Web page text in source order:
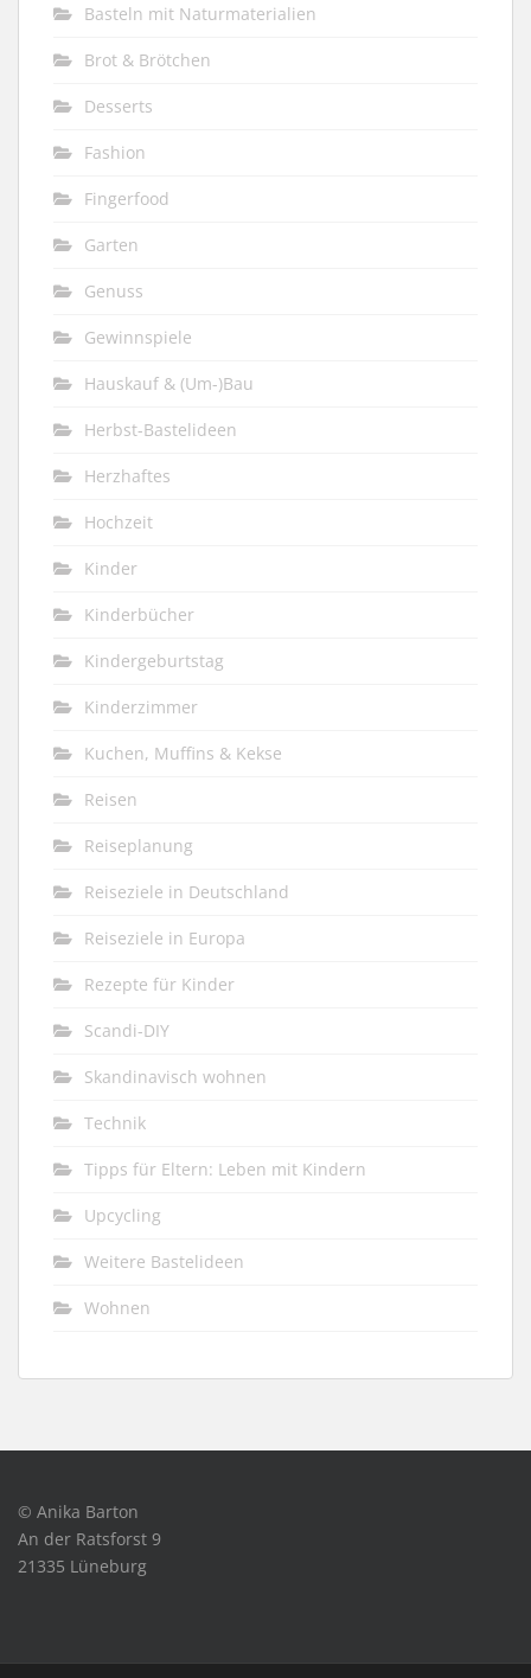
Basteln mit Naturmaterialien
Brot & Brötchen
Desserts
Fashion
Fingerfood
Garten
Genuss
Gewinnspiele
Hauskauf & (Um-)Bau
Herbst-Bastelideen
Herzhaftes
Hochzeit
Kinder
Kinderbücher
Kindergeburtstag
Kinderzimmer
Kuchen, Muffins & Kekse
Reisen
Reiseplanung
Reiseziele in Deutschland
Reiseziele in Europa
Rezepte für Kinder
Scandi-DIY
Skandinavisch wohnen
Technik
Tipps für Eltern: Leben mit Kindern
Upcycling
Weitere Bastelideen
Wohnen
© Anika Barton
An der Ratsforst 9
21335 Lüneburg